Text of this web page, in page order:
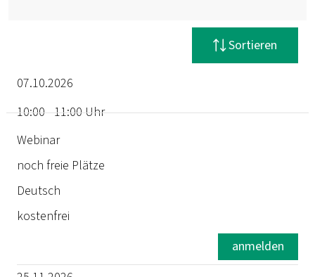
Filter zurücksetzen
Sortieren
Termin
Dauer
Ort
07.10.2026
10:00 - 11:00 Uhr
Webinar
noch freie Plätze
Deutsch
kostenfrei
anmelden